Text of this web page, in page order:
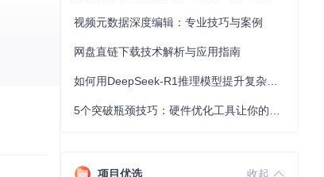
视频元数据深度编辑：专业技巧与案例
网盘直链下载技术解析与应用指南
项目优选 收起